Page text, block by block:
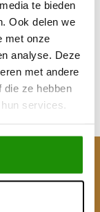
te bieden
Ook delen we
met onze
analyse. Deze
met andere
die ze hebben
services.